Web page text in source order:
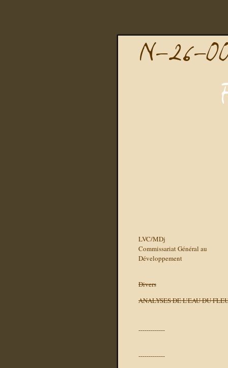
LVC/MDj
Commissariat Général au
Développement
Divers
ANALYSES DE L’EAU DU
-------------
-------------